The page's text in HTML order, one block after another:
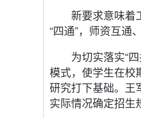
新要求意味着
“四通”，师资互通
为切实落实“
模式，使学生在校
研究打下基础。王
实际情况确定招生